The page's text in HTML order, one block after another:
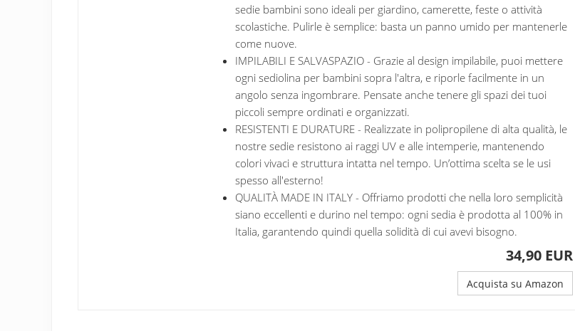
sedie bambini sono ideali per giardino, camerette, feste o attività
scolastiche. Pulirle è semplice: basta un panno umido per mantenerle
come nuove.
IMPILABILI E SALVASPAZIO - Grazie al design impilabile, puoi mettere
ogni sediolina per bambini sopra l'altra, e riporle facilmente in un
angolo senza ingombrare. Pensate anche tenere gli spazi dei tuoi
piccoli sempre ordinati e organizzati.
RESISTENTI E DURATURE - Realizzate in polipropilene di alta qualità, le
nostre sedie resistono ai raggi UV e alle intemperie, mantenendo
colori vivaci e struttura intatta nel tempo. Un’ottima scelta se le usi
spesso all'esterno!
QUALITÀ MADE IN ITALY - Offriamo prodotti che nella loro semplicità
siano eccellenti e durino nel tempo: ogni sedia è prodotta al 100% in
Italia, garantendo quindi quella solidità di cui avevi bisogno.
34,90 EUR
Acquista su Amazon